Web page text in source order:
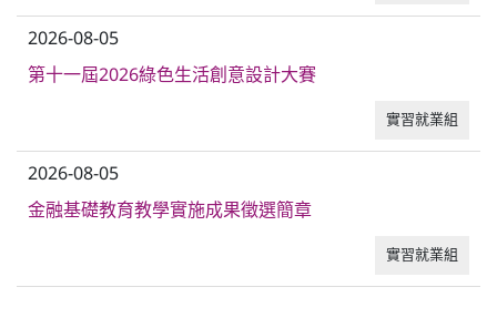
2026-08-05
第十一屆2026綠色生活創意設計大賽
實習就業組
2026-08-05
金融基礎教育教學實施成果徵選簡章
實習就業組